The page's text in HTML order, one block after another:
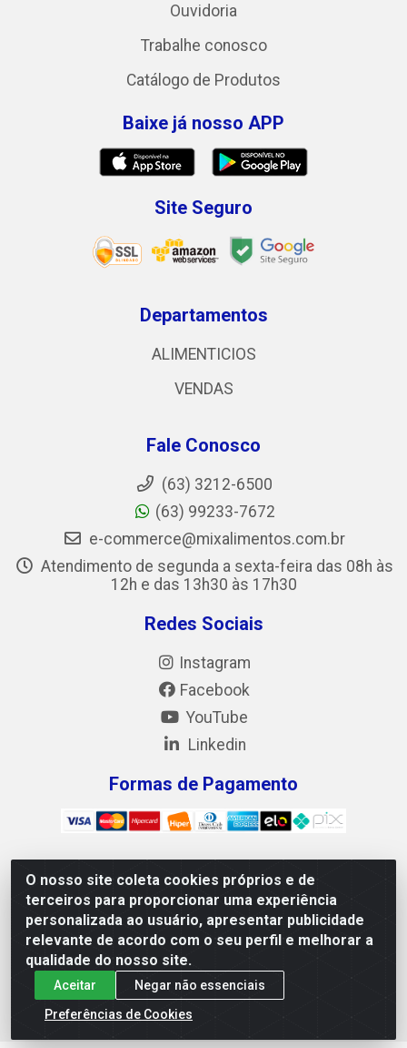
O nosso site coleta cookies próprios e de
terceiros para proporcionar uma experiência
personalizada ao usuário, apresentar publicidade
relevante de acordo com o seu perfil e melhorar a
qualidade do nosso site.
Aceitar
Negar não essenciais
Preferências de Cookies
Ouvidoria
Trabalhe conosco
Catálogo de Produtos
Baixe já nosso APP
Site Seguro
Departamentos
ALIMENTICIOS
VENDAS
Fale Conosco
(63) 3212-6500
(63) 99233-7672
e-commerce@mixalimentos.com.br
Atendimento de segunda a sexta-feira das 08h às
12h e das 13h30 às 17h30
Redes Sociais
Instagram
Facebook
YouTube
Linkedin
Formas de Pagamento
Mix Alimentos LTDA - Quadra Asr Ne 55 (412 Norte), Alameda
02, S/N - Plano Diretor Norte, Palmas/TO - CEP 77.006-540 -
CNPJ 05.922.500/0001-02